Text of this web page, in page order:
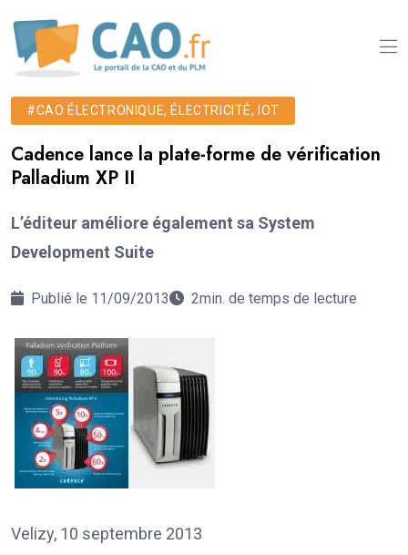
#CAO ÉLECTRONIQUE, ÉLECTRICITÉ, IOT
Cadence lance la plate-forme de vérification
Palladium XP II
L’éditeur améliore également sa System
Development Suite
Publié le 11/09/2013 2min. de temps de lecture
Velizy, 10 septembre 2013